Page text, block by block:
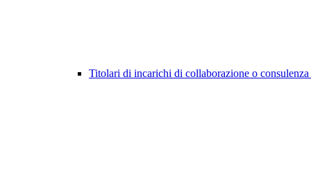
Titolari di incarichi di collaborazione o consulenza